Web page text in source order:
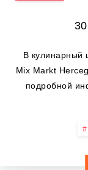
В кулинарный
Mix Markt
подробной